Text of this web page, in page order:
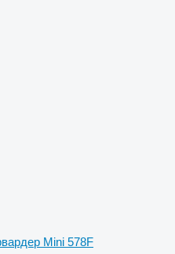
Mini 578F